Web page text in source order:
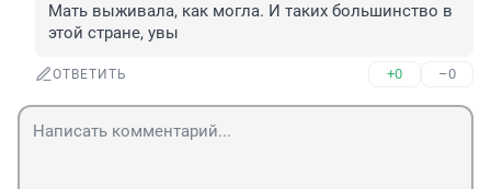
Мать выживала, как могла. И таких большинство в
этой стране, увы
ОТВЕТИТЬ +0 –0